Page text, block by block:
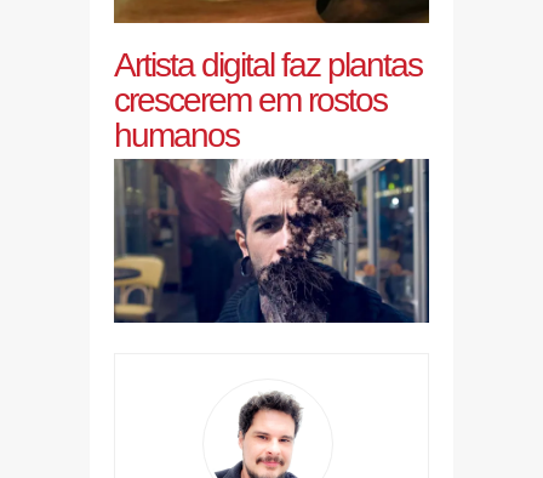
Artista digital faz plantas
crescerem em rostos
humanos